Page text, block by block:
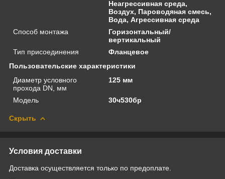
Неагрессивная среда,
Воздух, Пароводяная смесь,
Вода, Агрессивная среда
Способ монтажа
Горизонтальный/
вертикальный
Тип присоединения
Фланцевое
Пользовательские характеристики
Диаметр условного
прохода DN, мм
125 мм
Модель 30ч530бр
Скрыть
Условия доставки
Доставка осуществляется только по предоплате.